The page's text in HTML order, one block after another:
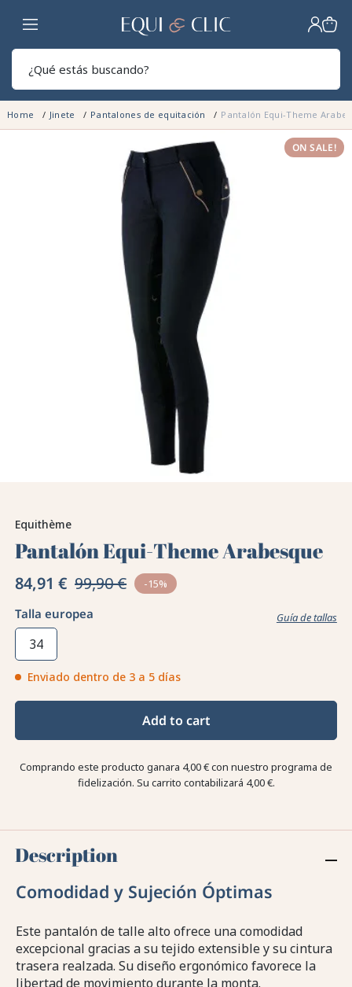
Hogar
Home Jinete Pantalones de equitación Pantalón Equi-Theme
ON SALE!
Equithème
Pantalón Equi-Theme Arabesque
84,91 € 99,90 € -15%
Talla europea Guía de tallas
34
Enviado dentro de 3 a 5 días
Add to cart
Comprando este producto ganara 4,00 €con nuestro programa de
fidelización. Su carrito contabilizará 4,00 €.
Description
Comodidad y Sujeción Óptimas
Este pantalón de talle alto ofrece una comodidad
excepcional gracias a su tejido extensible y su cintura
trasera realzada. Su diseño ergonómico favorece la
libertad de movimiento durante la monta.